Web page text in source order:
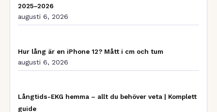
2025–2026
augusti 6, 2026
Hur lång är en iPhone 12? Mått i cm och tum
augusti 6, 2026
Långtids-EKG hemma – allt du behöver veta | Komplett
guide